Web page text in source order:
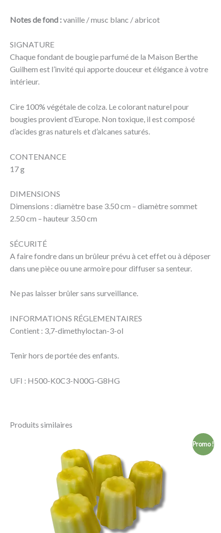
Notes de fond :vanille / musc blanc / abricot
SIGNATURE
Chaque fondant de bougie parfumé de la Maison Berthe
Guilhem est l’invité qui apporte douceur et élégance à votre
intérieur.
Cire 100% végétale de colza. Le colorant naturel pour
bougies provient d’Europe. Non toxique, il est composé
d’acides gras naturels et d’alcanes saturés.
CONTENANCE
17 g
DIMENSIONS
Dimensions : diamètre base 3.50 cm – diamètre sommet
2.50 cm – hauteur 3.50 cm
SÉCURITÉ
A faire fondre dans un brûleur prévu à cet effet ou à déposer
dans une pièce ou une armoire pour diffuser sa senteur.
Ne pas laisser brûler sans surveillance.
INFORMATIONS RÉGLEMENTAIRES
Contient : 3,7-dimethyloctan-3-ol
Tenir hors de portée des enfants.
UFI : H500-K0C3-N00G-G8HG
Produits similaires
Promo !
1,90 €
à
16,00 €